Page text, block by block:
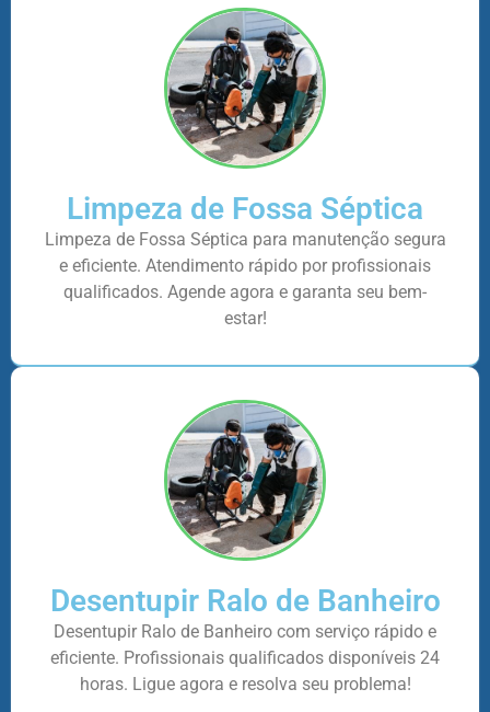
Limpeza de Fossa Séptica
Limpeza de Fossa Séptica para manutenção segura
e eficiente. Atendimento rápido por profissionais
qualificados. Agende agora e garanta seu bem-
estar!
Desentupir Ralo de Banheiro
Desentupir Ralo de Banheiro com serviço rápido e
eficiente. Profissionais qualificados disponíveis 24
horas. Ligue agora e resolva seu problema!